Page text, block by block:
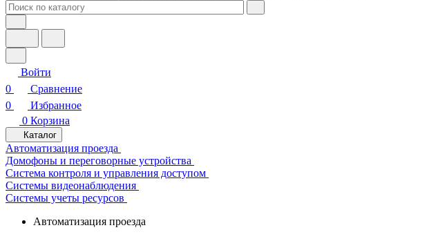
Войти
0
Сравнение
0
Избранное
0 Корзина
Каталог
Автоматизация проезда
Домофоны и переговорные устройства
Система контроля и управления доступом
Системы видеонаблюдения
Системы учеты ресурсов
Автоматизация проезда